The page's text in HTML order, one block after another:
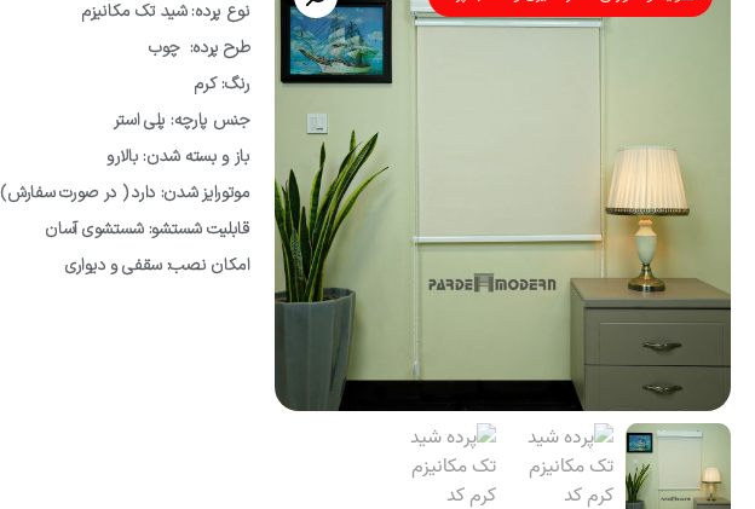
نوع پرده: شید تک مکانیزم
طرح پرده: چوب
رنگ: کرم
جنس پارچه: پلی استر
باز و بسته شدن: بالارو
موتورایز شدن: دارد ( در صورت سفارش)
قابلیت شستشو: شستشوی آسان
امکان نصب: سقفی و دیواری